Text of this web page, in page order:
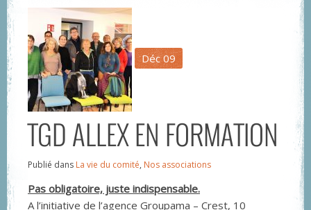
Déc 09
TGD ALLEX EN FORMATION
Publié dans La vie du comité, Nos associations
Pas obligatoire, juste indispensable.
A l’initiative de l’agence Groupama – Crest, 10